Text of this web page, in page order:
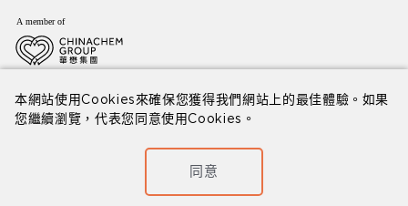
本網站使用Cookies來確保您獲得我們網站上的最佳體驗。如果
您繼續瀏覽，代表您同意使用Cookies。
同意